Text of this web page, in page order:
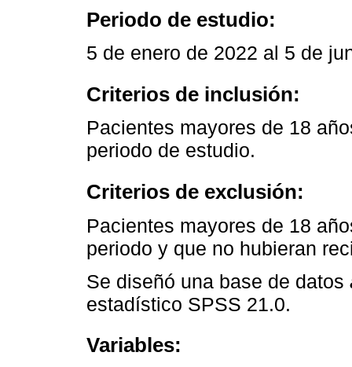
Periodo de estudio:
5 de enero de 2022 al 5 de
Criterios de inclusión:
Pacientes mayores de 18
periodo de estudio.
Criterios de exclusión:
Pacientes mayores de 18
periodo y que no hubieran
Se diseñó una base de datos
estadístico SPSS 21.0.
Variables: